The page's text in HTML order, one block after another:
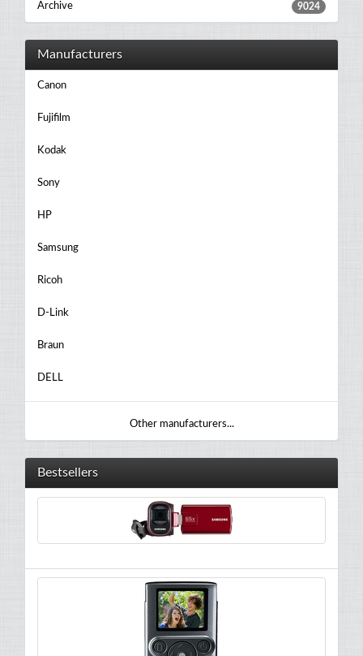
Archive 9024
Manufacturers
Canon
Fujifilm
Kodak
Sony
HP
Samsung
Ricoh
D-Link
Braun
DELL
Other manufacturers...
Bestsellers